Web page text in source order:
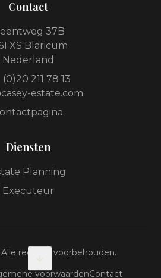
Contact
37B
XS Blaricum
Nederland
(0)20 211 78 13
estate.com
Diensten
Planning
Executeur
Alle rechten voorbehouden.
voorwaardenContact